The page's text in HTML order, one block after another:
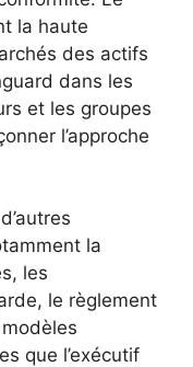
la haute
des actifs
dans les
et les groupes
l’approche
la
les
le règlement
que l’exécutif